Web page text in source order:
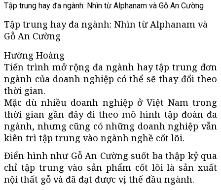
Tập trung hay đa ngành: Nhìn từ Alphanam và Gỗ An Cường
Tập trung hay đa ngành: Nhìn từ Alphanam và
Gỗ An Cường
Hường Hoàng
Tiến trình mở rộng đa ngành hay tập trung đơn
ngành của doanh nghiệp có thể sẽ thay đổi theo
thời gian.
Mặc dù nhiều doanh nghiệp ở Việt Nam trong
thời gian gần đây đi theo mô hình tập đoàn đa
ngành, nhưng cũng có những doanh nghiệp vẫn
kiên trì tập trung vào ngành nghề cốt lõi.
Điển hình như Gỗ An Cường suốt ba thập kỷ qua
chỉ tập trung vào sản phẩm cốt lõi là sản xuất
nội thất gỗ và đã đạt được vị thế đầu ngành.